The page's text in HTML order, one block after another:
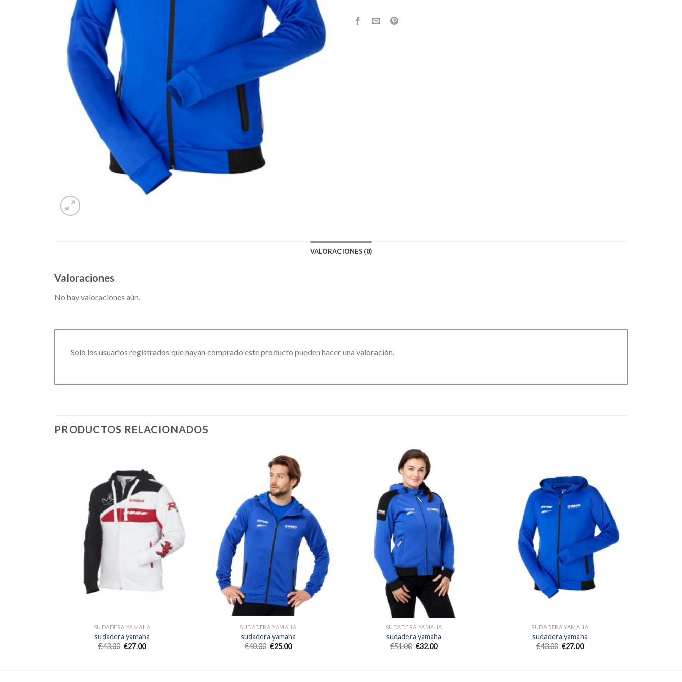
VALORACIONES (0)
Valoraciones
No hay valoraciones aún.
Solo los usuarios registrados que hayan comprado este producto pueden hacer una valoración.
PRODUCTOS RELACIONADOS
SUDADERA YAMAHA
sudadera yamaha
€43.00 €27.00
SUDADERA YAMAHA
sudadera yamaha
€40.00 €25.00
SUDADERA YAMAHA
sudadera yamaha
€51.00 €32.00
SUDADERA YAMAHA
sudadera yamaha
€43.00 €27.00